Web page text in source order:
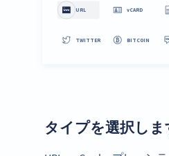
タイプを選択しま